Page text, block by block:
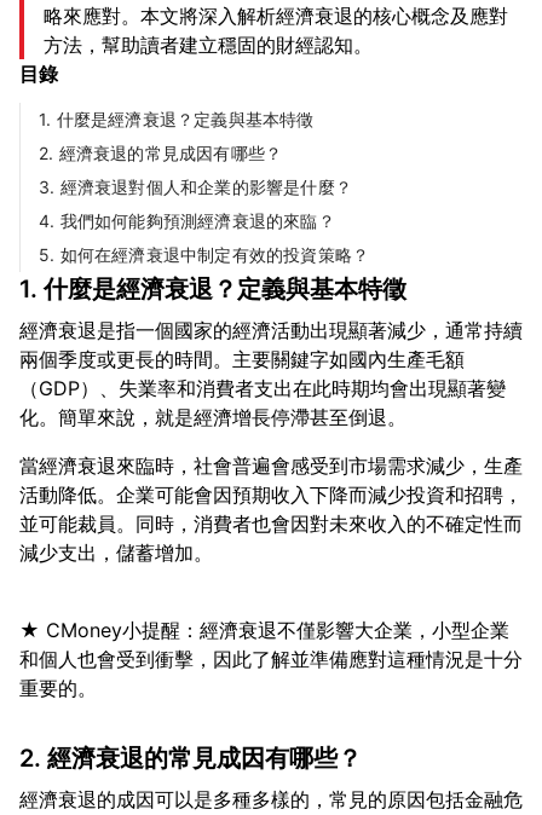
略來應對。本文將深入解析經濟衰退的核心概念及應對
方法，幫助讀者建立穩固的財經認知。
目錄
1. 什麼是經濟衰退？定義與基本特徵
2. 經濟衰退的常見成因有哪些？
3. 經濟衰退對個人和企業的影響是什麼？
4. 我們如何能夠預測經濟衰退的來臨？
5. 如何在經濟衰退中制定有效的投資策略？
1. 什麼是經濟衰退？定義與基本特徵
經濟衰退是指一個國家的經濟活動出現顯著減少，通常持續
兩個季度或更長的時間。主要關鍵字如國內生產毛額
（GDP）、失業率和消費者支出在此時期均會出現顯著變
當經濟衰退來臨時，社會普遍會感受到市場需求減少，生產
活動降低。企業可能會因預期收入下降而減少投資和招聘，
並可能裁員。同時，消費者也會因對未來收入的不確定性而
★ CMoney小提醒：經濟衰退不僅影響大企業，小型企業
和個人也會受到衝擊，因此了解並準備應對這種情況是十分
2. 經濟衰退的常見成因有哪些？
經濟衰退的成因可以是多種多樣的，常見的原因包括金融危